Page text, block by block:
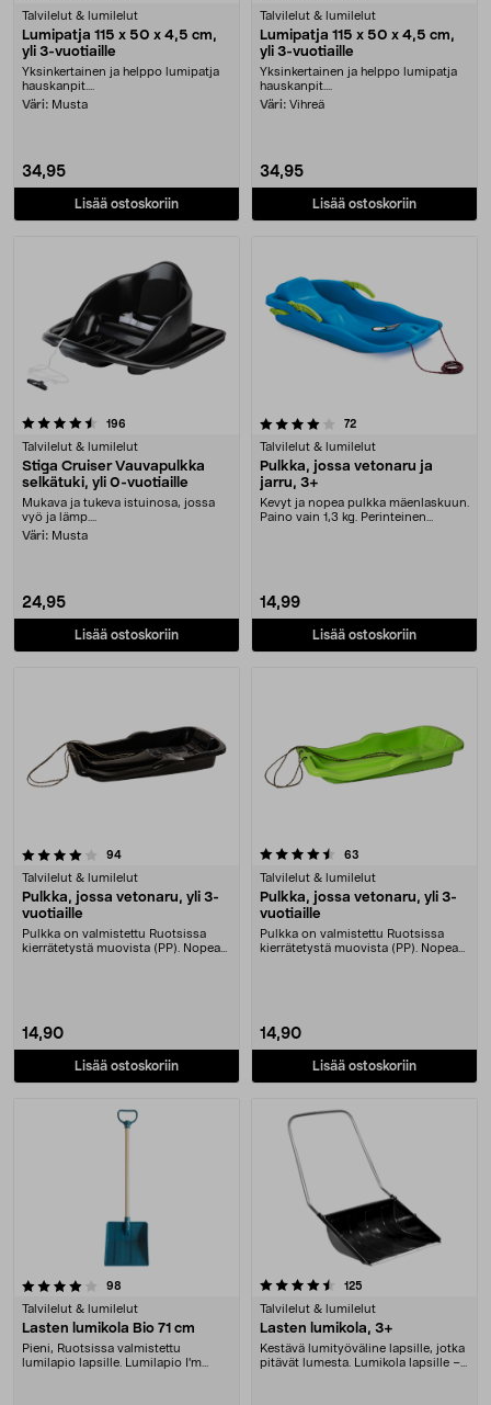
Talvilelut & lumilelut
Lumipatja 115 x 50 x 4,5 cm,
yli 3-vuotiaille
Yksinkertainen ja helppo lumipatja
hauskanpit....
Väri: Musta
34,95
Lisää ostoskoriin
Talvilelut & lumilelut
Lumipatja 115 x 50 x 4,5 cm,
yli 3-vuotiaille
Yksinkertainen ja helppo lumipatja
hauskanpit....
Väri: Vihreä
34,95
Lisää ostoskoriin
196
Talvilelut & lumilelut
Stiga Cruiser Vauvapulkka
selkätuki, yli 0-vuotiaille
Mukava ja tukeva istuinosa, jossa
vyö ja lämp....
Väri: Musta
24,95
Lisää ostoskoriin
4.0 viidestä tähdestä 72arvostelut
Talvilelut & lumilelut
Pulkka, jossa vetonaru ja
jarru, 3+
Kevyt ja nopea pulkka mäenlaskuun.
Paino vain 1,3 kg. Perinteinen
14,99
Lisää ostoskoriin
94arvostelut
Talvilelut & lumilelut
Pulkka, jossa vetonaru, yli 3-
vuotiaille
Pulkka on valmistettu Ruotsissa
kierrätetystä muovista (PP). Nopea
14,90
Lisää ostoskoriin
4.5 viidestä tähdestä 63
Talvilelut & lumilelut
Pulkka, jossa vetonaru, yli 3-
vuotiaille
Pulkka on valmistettu Ruotsissa
kierrätetystä muovista (PP). Nopea
14,90
Lisää ostoskoriin
98
Talvilelut & lumilelut
Lasten lumikola Bio 71 cm
Pieni, Ruotsissa valmistettu
lumilapio lapsille. Lumilapio I'm
4.5 viidestä tähdestä 125
Talvilelut & lumilelut
Lasten lumikola, 3+
Kestävä lumityöväline lapsille, jotka
pitävät lumesta. Lumikola lapsille –